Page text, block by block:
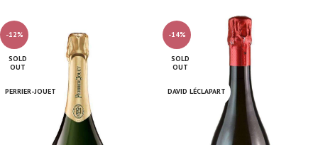
-12%
SOLD
OUT
PERRIER-JOUET
-14%
SOLD
OUT
DAVID LÉCLAPART